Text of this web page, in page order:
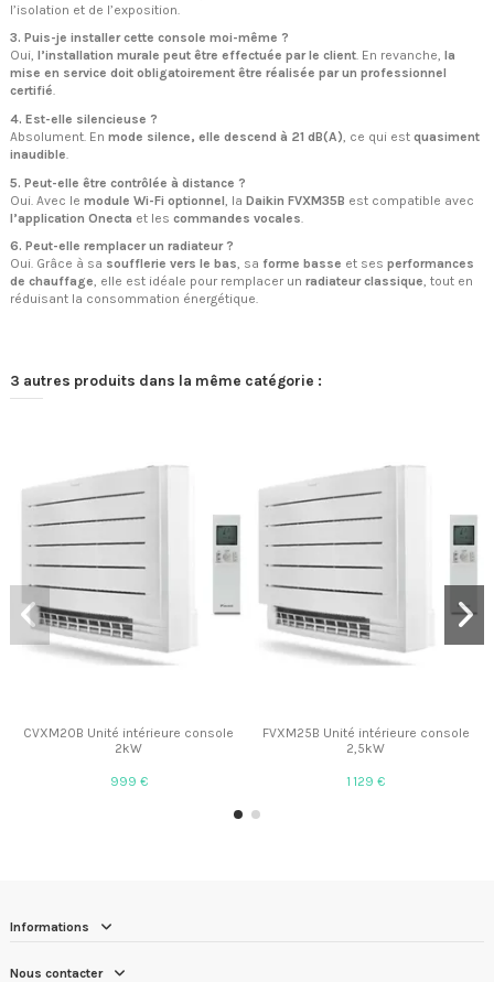
l’isolation et de l’exposition.
3. Puis-je installer cette console moi-même ?
Oui, l’installation murale peut être effectuée par le client. En revanche, la
mise en service doit obligatoirement être réalisée par un professionnel
certifié.
4. Est-elle silencieuse ?
Absolument. En mode silence, elle descend à 21 dB(A), ce qui est quasiment
inaudible.
5. Peut-elle être contrôlée à distance ?
Oui. Avec le module Wi-Fi optionnel , la Daikin FVXM35B est compatible avec
l’application Onecta et les commandes vocales
6. Peut-elle remplacer un radiateur ?
Oui. Grâce à sa soufflerie vers le bas, sa forme basse et ses performances
de chauffage, elle est idéale pour remplacer un radiateur classique, tout en
réduisant la consommation énergétique.
3 autres produits dans la même catégorie :
CVXM20B Unité intérieure console
2kW
999 €
FVXM25B Unité intérieure console
2,5kW
1 129 €
Informations
Nous contacter